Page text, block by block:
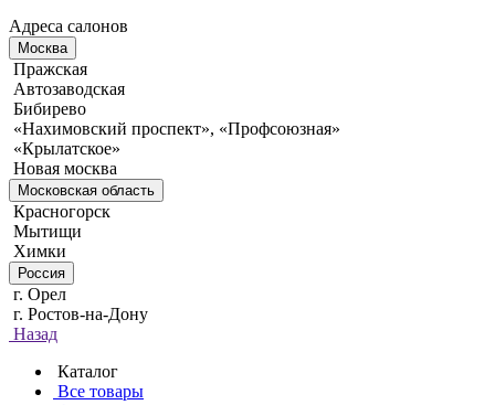
Адреса салонов
Москва
Пражская
Автозаводская
Бибирево
«Нахимовский проспект», «Профсоюзная»
«Крылатское»
Новая москва
Московская область
Красногорск
Мытищи
Химки
Россия
г. Орел
г. Ростов-на-Дону
Назад
Каталог
Все товары